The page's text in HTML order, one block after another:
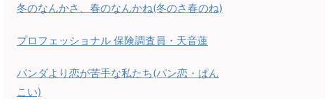
冬のなんかさ、春のなんかね(冬のさ春のね)
プロフェッショナル 保険調査員・天音蓮
パンダより恋が苦手な私たち(パン恋・ぱん
こい)